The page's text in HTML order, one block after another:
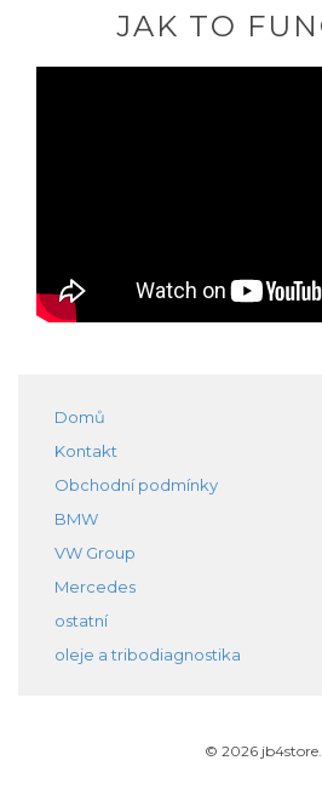
JAK TO
Domů
Kontakt
Obchodní podmínky
BMW
VW Group
Mercedes
ostatní
oleje a tribodiagnostika
© 2026